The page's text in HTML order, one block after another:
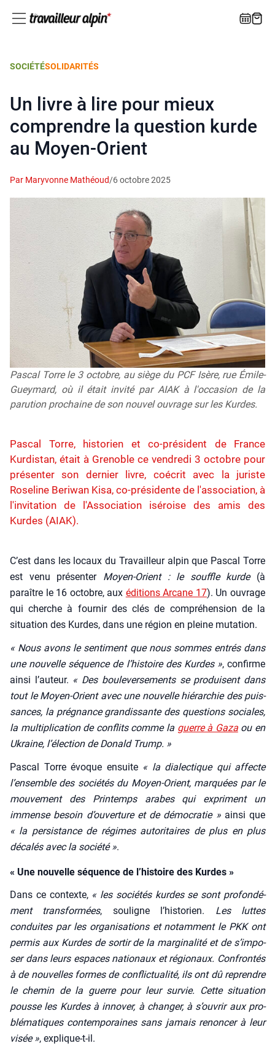
SOCIÉTÉSOLIDARITÉS
Un livre à lire pour mieux
comprendre la question kurde
au Moyen-Orient
Par Maryvonne Mathéoud/6 octobre 2025
Pascal Torre le 3 octobre, au siège du PCF Isère, rue Émile-
Gueymard, où il était invité par AIAK à l'occasion de la
parution prochaine de son nouvel ouvrage sur les Kurdes.
Pascal Torre, historien et co-président de France
Kurdistan, était à Grenoble ce vendredi 3 octobre pour
présenter son dernier livre, coécrit avec la juriste
Roseline Beriwan Kisa, co-présidente de l'association, à
l'invitation de l'Association iséroise des amis des
Kurdes (AIAK).
C’est dans les locaux du Tra­vailleur alpin que Pas­cal Torre
est venu pré­sen­ter Moyen-Orient : le souffle kurde(à
paraître le 16 octobre, aux édi­tions Arcane 17). Un ouvrage
qui cherche à four­nir des clés de com­pré­hen­sion de la
situa­tion des Kurdes, dans une région en pleine muta­tion.
« Nous avons le sen­ti­ment que nous sommes entrés dans
une nou­velle séquence de l’his­toire des Kurdes », confirme
ain­si l’au­teur. « Des bou­le­ver­se­ments se pro­duisent dans
tout le Moyen-Orient avec une nou­velle hié­rar­chie des puis­
sances, la pré­gnance gran­dis­sante des ques­tions sociales,
la mul­ti­pli­ca­tion de conflits comme la guerre à Gazaou en
Ukraine, l’é­lec­tion de Donald Trump. »
Pas­cal Torre évoque ensuite « la dia­lec­tique qui affecte
l’en­semble des socié­tés du Moyen-Orient, mar­quées par le
mou­ve­ment des Prin­temps arabes qui expriment un
immense besoin d’ou­ver­ture et de démo­cra­tie »ain­si que
« la per­sis­tance de régimes auto­ri­taires de plus en plus
déca­lés avec la socié­té ».
« Une nouvelle séquence de l’histoire des Kurdes »
Dans ce contexte, « les socié­tés kurdes se sont pro­fon­dé­
ment trans­for­mées, sou­ligne l’his­to­rien. Les luttes
conduites par les orga­ni­sa­tions et notam­ment le PKK ont
per­mis aux Kurdes de sor­tir de la mar­gi­na­li­té et de s’im­po­
ser dans leurs espaces natio­naux et régio­naux. Confron­tés
à de nou­velles formes de conflic­tua­li­té, ils ont dû reprendre
le che­min de la guerre pour leur sur­vie. Cette situa­tion
pousse les Kurdes à inno­ver, à chan­ger, à s’ou­vrir aux pro­
blé­ma­tiques contem­po­raines sans jamais renon­cer à leur
visée », explique-t-il.